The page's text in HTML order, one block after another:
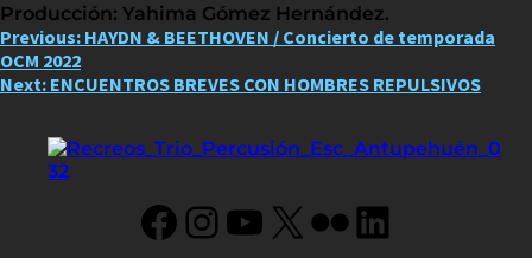
Producción: Yahima Gómez Hernández.
Post
navigation
Previous: HAYDN & BEETHOVEN / Concierto de temporada
OCM 2022
Next: ENCUENTROS BREVES CON HOMBRES REPULSIVOS
Facebook
Instagram
YouTube
X FlickrLinkedIn